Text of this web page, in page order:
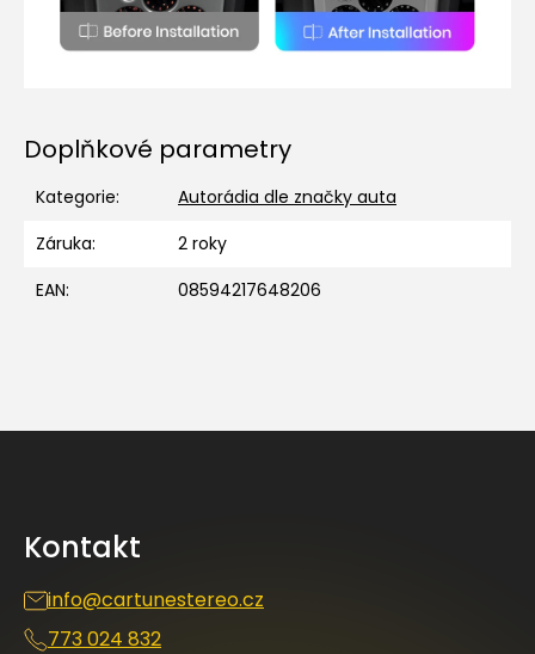
Doplňkové parametry
Kategorie:
Autorádia dle značky auta
Záruka:
2 roky
EAN: 08594217648206
Kontakt
info@cartunestereo.cz
773 024 832